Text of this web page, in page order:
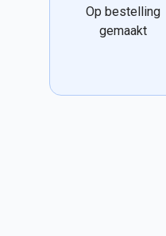
Op bestelling
gemaakt